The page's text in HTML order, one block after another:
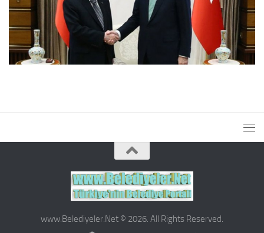
www.Belediyeler.Net © 2026. All Rights Reserved.